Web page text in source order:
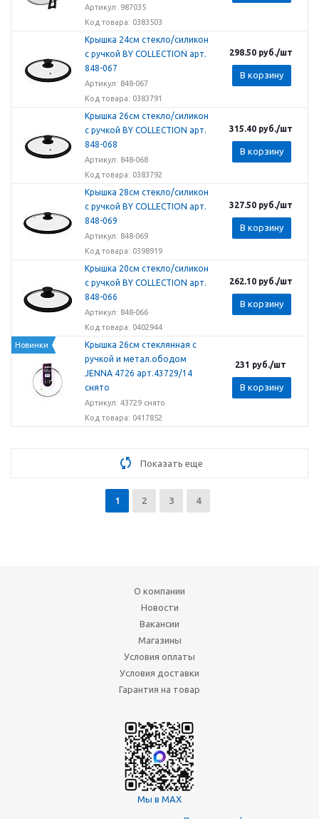
Артикул: 987035
Код товара: 0383503
Крышка 24см стекло/силикон
с ручкой BY COLLECTION арт.
848-067
Артикул: 848-067
Код товара: 0383791
298.50руб./шт
В корзину
Крышка 26см стекло/силикон
с ручкой BY COLLECTION арт.
848-068
Артикул: 848-068
Код товара: 0383792
315.40руб./шт
В корзину
Крышка 28см стекло/силикон
с ручкой BY COLLECTION арт.
848-069
Артикул: 848-069
Код товара: 0398919
327.50руб./шт
В корзину
Крышка 20см стекло/силикон
с ручкой BY COLLECTION арт.
848-066
Артикул: 848-066
Код товара: 0402944
262.10руб./шт
В корзину
Новинки
Крышка 26см стеклянная с
ручкой и метал.ободом
JENNA 4726 арт.43729/14
снято
Артикул: 43729 снято
Код товара: 0417852
231 руб./шт
В корзину
Показать еще
1 2 3 4
О компании
Новости
Вакансии
Магазины
Условия оплаты
Условия доставки
Гарантия на товар
Мы в MAX